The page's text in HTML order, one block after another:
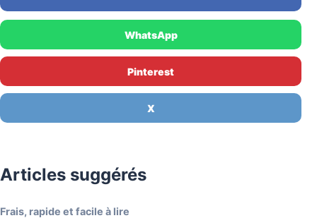
WhatsApp
Pinterest
X
Articles suggérés
Frais, rapide et facile à lire